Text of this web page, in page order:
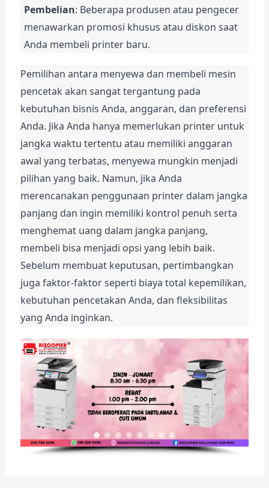
Pembelian: Beberapa produsen atau pengecer
menawarkan promosi khusus atau diskon saat
Anda membeli printer baru.
Pemilihan antara menyewa dan membeli mesin
pencetak akan sangat tergantung pada
kebutuhan bisnis Anda, anggaran, dan preferensi
Anda. Jika Anda hanya memerlukan printer untuk
jangka waktu tertentu atau memiliki anggaran
awal yang terbatas, menyewa mungkin menjadi
pilihan yang baik. Namun, jika Anda
merencanakan penggunaan printer dalam jangka
panjang dan ingin memiliki kontrol penuh serta
menghemat uang dalam jangka panjang,
membeli bisa menjadi opsi yang lebih baik.
Sebelum membuat keputusan, pertimbangkan
juga faktor-faktor seperti biaya total kepemilikan,
kebutuhan pencetakan Anda, dan fleksibilitas
yang Anda inginkan.